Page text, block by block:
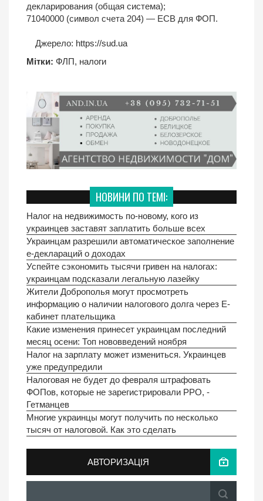
декларирования (общая система);
71040000 (символ счета 204) — ЕСВ для ФОП.
Джерело: https://sud.ua
Мітки: ФЛП, налоги
НОВИНИ ПО ТЕМІ:
Налог на недвижимость по-новому, кого из
украинцев заставят заплатить больше всех
Украинцам разрешили автоматическое заполнение
е-деклараций о доходах
Успейте сэкономить тысячи гривен на налогах:
украинцам подсказали легальную лазейку
Жители Доброполья могут просмотреть
информацию о наличии налогового долга через Е-
кабинет плательщика
Какие изменения принесет украинцам последний
месяц осени: Топ нововведений ноября
Налог на зарплату может измениться. Украинцев
уже предупредили
Налоговая не будет до февраля штрафовать
ФОПов, которые не зарегистрировали РРО, -
Гетманцев
Многие украинцы могут получить по несколько
тысяч от налоговой. Как это сделать
АВТОРИЗАЦІЯ